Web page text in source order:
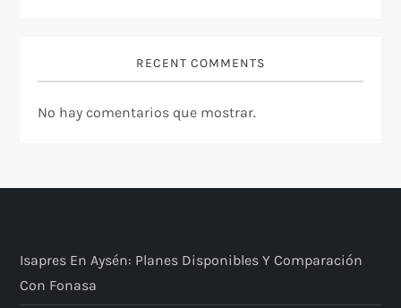
RECENT COMMENTS
No hay comentarios que mostrar.
Isapres En Aysén: Planes Disponibles Y Comparación
Con Fonasa